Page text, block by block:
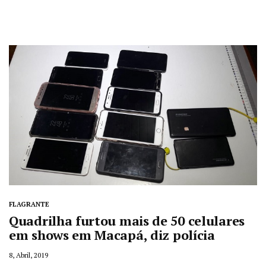
FLAGRANTE
Quadrilha furtou mais de 50 celulares
em shows em Macapá, diz polícia
8, Abril, 2019